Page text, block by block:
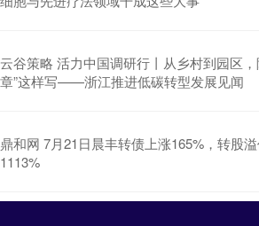
云谷策略 活力中国调研行丨从乡村到园区，
章”这样写——浙江推进低碳转型发展见闻
鼎和网 7月21日晨丰转债上涨165%，转股
1113%